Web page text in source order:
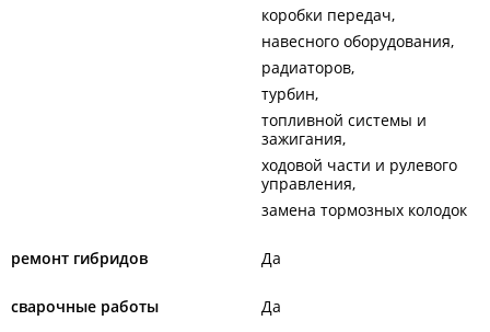
коробки передач
навесного оборудования
радиаторов
турбин
топливной системы и
зажигания
ходовой части и рулевого
управления
замена тормозных колодок
ремонт гибридов Да
сварочные работы Да